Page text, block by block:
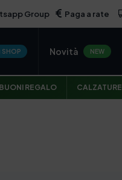
Group Paga a rate
SHOP Novità NEW
BUONI REGALO CALZATURE